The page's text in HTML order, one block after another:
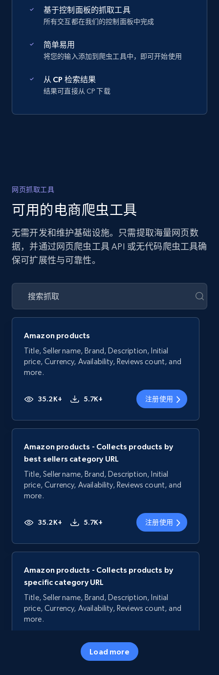
基于控制面板的抓取工具
所有交互都在我们的控制面板中完成
简单易用
将您的输入添加到爬虫工具中，即可开始使用
从 CP 检索结果
结果可直接从 CP 下载
网页抓取工具
可用的电商爬虫工具
无需开发和维护基础设施。只需提取海量网页数
据，并通过网页爬虫工具 API 或无代码爬虫工具确
保可扩展性与可靠性。
Amazon products
Title, Seller name, Brand, Description, Initial
price, Currency, Availability, Reviews count, and
more.
35.2K+ 5.7K+ 注册使用
Amazon products - Collects products by
best sellers category URL
Title, Seller name, Brand, Description, Initial
price, Currency, Availability, Reviews count, and
more.
35.2K+ 5.7K+ 注册使用
Amazon products - Collects products by
specific category URL
Title, Seller name, Brand, Description, Initial
price, Currency, Availability, Reviews count, and
more.
5.7K+
Load more